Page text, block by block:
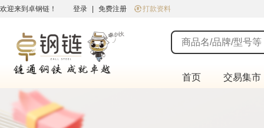
欢迎来到卓钢链！ 登录 免费注册 打款资料
首页 交易集市